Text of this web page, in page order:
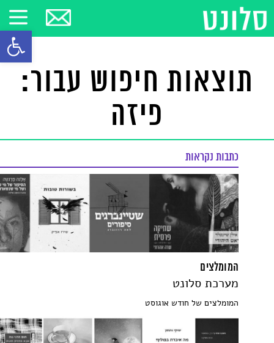
פתח
תוצאות חיפוש עבור:
פיזה
כתבות נקראות
המומלצים
מערכת סלונט
המומלצים של חודש אוגוסט